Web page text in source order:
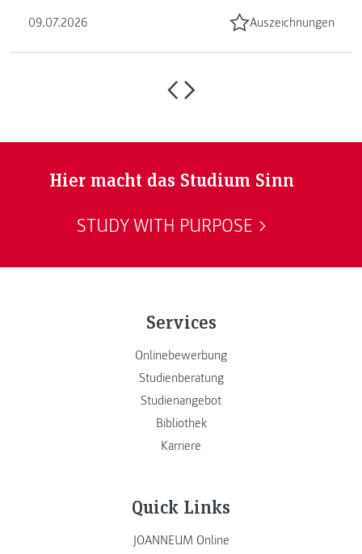
09.07.2026
Auszeichnungen
Hier macht das Studium Sinn
STUDY WITH PURPOSE
Services
Onlinebewerbung
Studienberatung
Studienangebot
Bibliothek
Karriere
Quick Links
JOANNEUM Online